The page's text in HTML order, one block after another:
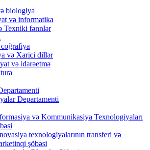
biologiya
və informatika
Texniki fənnlər
və Xarici dillər
və idarəetmə
Departamenti
və Kommunikasiya Texnologiyaları
texnologiyalarının transferi və
şöbəsi